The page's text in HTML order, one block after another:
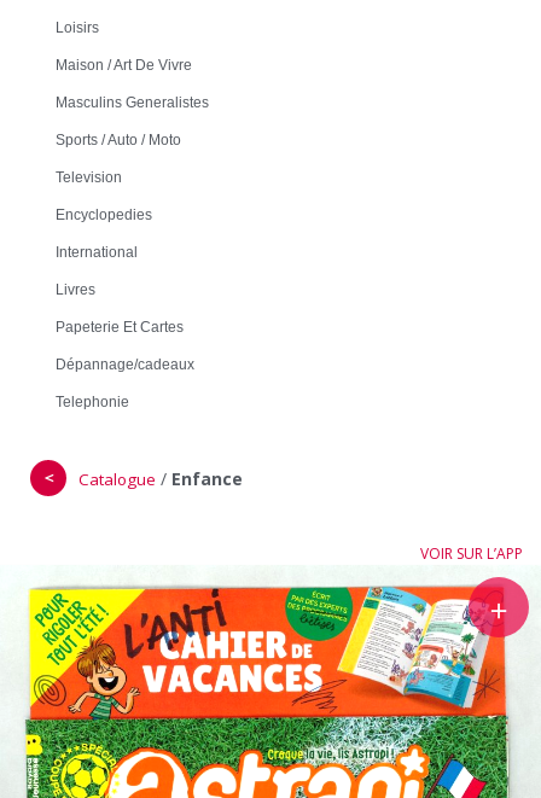
Loisirs
Maison / Art De Vivre
Masculins Generalistes
Sports / Auto / Moto
Television
Encyclopedies
International
Livres
Papeterie Et Cartes
Dépannage/cadeaux
Telephonie
＜ Catalogue / Enfance
VOIR SUR L’APP
＋